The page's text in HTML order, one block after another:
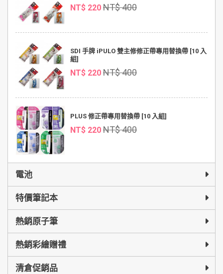
NT$ 220 NT$ 400
SDI 手牌 iPULO 雙主修修正帶專用替換帶 [10 入
組]
NT$ 220 NT$ 400
PLUS 修正帶專用替換帶 [10 入組]
NT$ 220 NT$ 400
電池
特價筆記本
熱銷原子筆
熱銷彩繪贈禮
清倉促銷品